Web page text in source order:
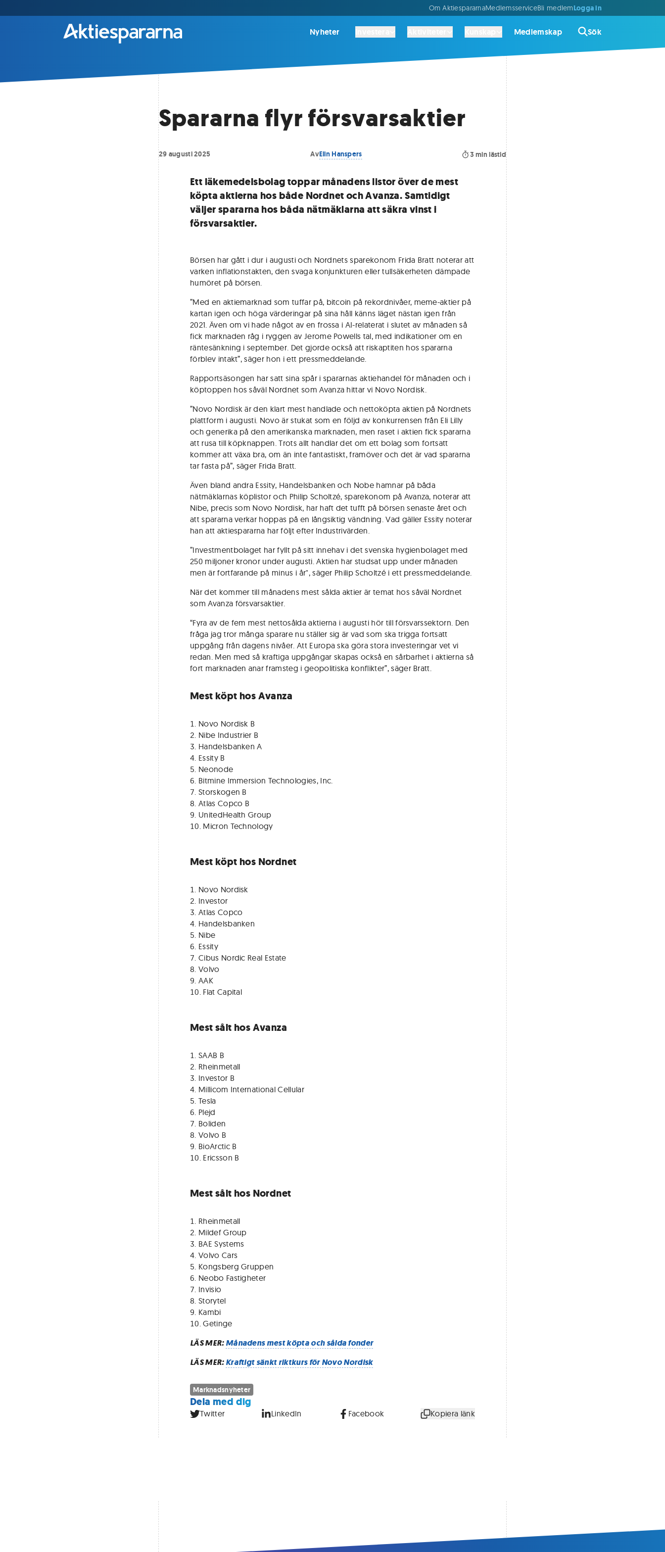
Om AktiespararnaMedlemsserviceBli medlemLogga in
Nyheter Medlemskap Sök
Spararna flyr försvarsaktier
29 augusti 2025 AvElin Hanspers 3 min lästid
Ett läkemedelsbolag toppar månadens listor över de mest
köpta aktierna hos både Nordnet och Avanza. Samtidigt
väljer spararna hos båda nätmäklarna att säkra vinst i
försvarsaktier.
Börsen har gått i dur i augusti och Nordnets sparekonom Frida Bratt noterar att
varken inflationstakten, den svaga konjunkturen eller tullsäkerheten dämpade
humöret på börsen.
”Med en aktiemarknad som tuffar på, bitcoin på rekordnivåer, meme-aktier på
kartan igen och höga värderingar på sina håll känns läget nästan igen från
2021. Även om vi hade något av en frossa i AI-relaterat i slutet av månaden så
fick marknaden råg i ryggen av Jerome Powells tal, med indikationer om en
räntesänkning i september. Det gjorde också att riskaptiten hos spararna
förblev intakt”, säger hon i ett pressmeddelande.
Rapportsäsongen har satt sina spår i spararnas aktiehandel för månaden och i
köptoppen hos såväl Nordnet som Avanza hittar vi Novo Nordisk.
”Novo Nordisk är den klart mest handlade och nettoköpta aktien på Nordnets
plattform i augusti. Novo är stukat som en följd av konkurrensen från Eli Lilly
och generika på den amerikanska marknaden, men raset i aktien fick spararna
att rusa till köpknappen. Trots allt handlar det om ett bolag som fortsatt
kommer att växa bra, om än inte fantastiskt, framöver och det är vad spararna
tar fasta på”, säger Frida Bratt.
Även bland andra Essity, Handelsbanken och Nobe hamnar på båda
nätmäklarnas köplistor och Philip Scholtzé, sparekonom på Avanza, noterar att
Nibe, precis som Novo Nordisk, har haft det tufft på börsen senaste året och
att spararna verkar hoppas på en långsiktig vändning. Vad gäller Essity noterar
han att aktiespararna har följt efter Industrivärden.
”Investmentbolaget har fyllt på sitt innehav i det svenska hygienbolaget med
250 miljoner kronor under augusti. Aktien har studsat upp under månaden
men är fortfarande på minus i år", säger Philip Scholtzé i ett pressmeddelande.
När det kommer till månadens mest sålda aktier är temat hos såväl Nordnet
som Avanza försvarsaktier.
“Fyra av de fem mest nettosålda aktierna i augusti hör till försvarssektorn. Den
fråga jag tror många sparare nu ställer sig är vad som ska trigga fortsatt
uppgång från dagens nivåer. Att Europa ska göra stora investeringar vet vi
redan. Men med så kraftiga uppgångar skapas också en sårbarhet i aktierna så
fort marknaden anar framsteg i geopolitiska konflikter”, säger Bratt.
Mest köpt hos Avanza
Novo Nordisk B
Nibe Industrier B
Handelsbanken A
Essity B
Neonode
Bitmine Immersion Technologies, Inc.
Storskogen B
Atlas Copco B
UnitedHealth Group
Micron Technology
Mest köpt hos Nordnet
Novo Nordisk
Investor
Atlas Copco
Handelsbanken
Nibe
Essity
Cibus Nordic Real Estate
Volvo
AAK
Flat Capital
Mest sålt hos Avanza
SAAB B
Rheinmetall
Investor B
Millicom International Cellular
Tesla
Plejd
Boliden
Volvo B
BioArctic B
Ericsson B
Mest sålt hos Nordnet
Rheinmetall
Mildef Group
BAE Systems
Volvo Cars
Kongsberg Gruppen
Neobo Fastigheter
Invisio
Storytel
Kambi
Getinge
LÄS MER:Månadens mest köpta och sålda fonder
LÄS MER:Kraftigt sänkt riktkurs för Novo Nordisk
Marknadsnyheter
Dela med dig
Twitter LinkedIn Facebook Kopiera länk